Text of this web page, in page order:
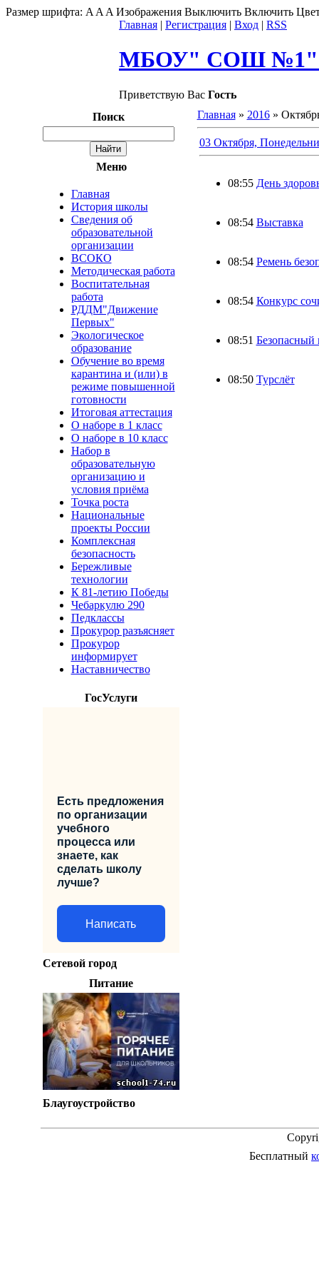
Размер шрифта: A A A Изображения Выключить Включить
Главная | Регистрация | Вход | RSS
МБОУ" СОШ №1"
Приветствую Вас Гость
Поиск
Меню
Главная
История школы
Сведения об
образовательной
организации
ВСОКО
Методическая работа
Воспитательная
работа
РДДМ"Движение
Первых"
Экологическое
образование
Обучение во время
карантина и (или) в
режиме повышенной
готовности
Итоговая аттестация
О наборе в 1 класс
О наборе в 10 класс
Набор в
образовательную
организацию и
условия приёма
Точка роста
Национальные
проекты России
Комплексная
безопасность
Бережливые
технологии
К 81-летию Победы
Чебаркулю 290
Педклассы
Прокурор разъясняет
Прокурор
информирует
Наставничество
ГосУслуги
Есть предложения
по организации
учебного
процесса или
знаете, как
сделать школу
лучше?
Написать
Сетевой город
Питание
Блаугоустройство
Главная» 2016 »
03 Октября,
08:55 День
08:54 Выставка
08:54 Ремень
08:54 Конкурс
08:51 Безопасный
08:50 Турслёт
Бесплатный